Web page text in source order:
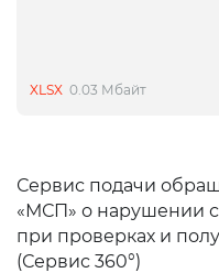
XLSX 0.03 Мбайт
Сервис подачи
«МСП» о нарушении
при проверках и
(Сервис 360°)